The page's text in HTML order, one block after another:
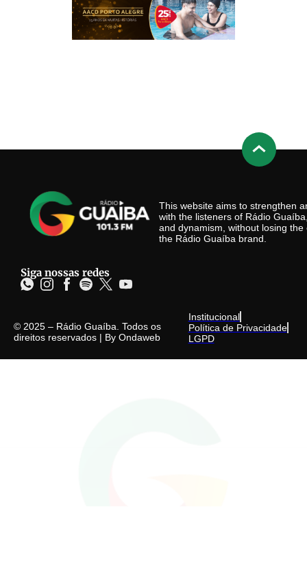
This website aims to strengthen
with the listeners of Rádio
and dynamism, without losing
the Rádio Guaíba brand.
Siga nossas redes
© 2025 – Rádio Guaíba. Todos os
direitos reservados | By Ondaweb
Institucional
Política de Privacidade
LGPD